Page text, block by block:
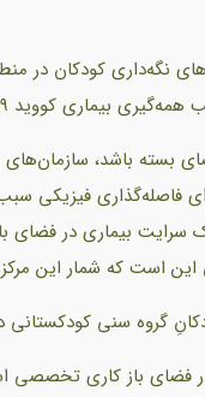
نگه‌داری کودکان در
کووید ۱۹ می‌تواند باشد.
بسته باشد،
فیزیکی
بیماری در فضای
است که شمار این
گروه سنی
فضای باز کاری